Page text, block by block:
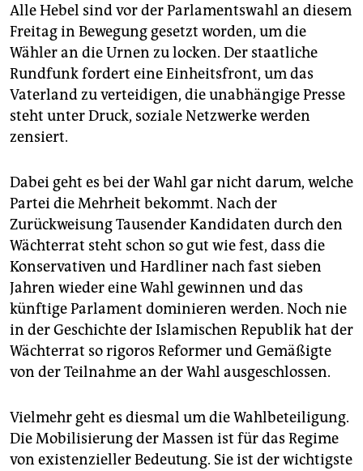
abo
genossenschaft
epaper login
Alle Hebel sind vor der Parlamentswahl an diesem
Freitag in Bewegung gesetzt worden, um die
Wähler an die Urnen zu locken. Der staatliche
Rundfunk fordert eine Einheitsfront, um das
Vaterland zu verteidigen, die unabhängige Presse
steht unter Druck, soziale Netzwerke werden
zensiert.
Dabei geht es bei der Wahl gar nicht darum, welche
Partei die Mehrheit bekommt. Nach der
Zurückweisung Tausender Kandidaten durch den
Wächterrat steht schon so gut wie fest, dass die
Konservativen und Hardliner nach fast sieben
Jahren wieder eine Wahl gewinnen und das
künftige Parlament dominieren werden. Noch nie
in der Geschichte der Islamischen Republik hat der
Wächterrat so rigoros Reformer und Gemäßigte
von der Teilnahme an der Wahl ausgeschlossen.
Vielmehr geht es diesmal um die Wahlbeteiligung.
Die Mobilisierung der Massen ist für das Regime
von existenzieller Bedeutung. Sie ist der wichtigste